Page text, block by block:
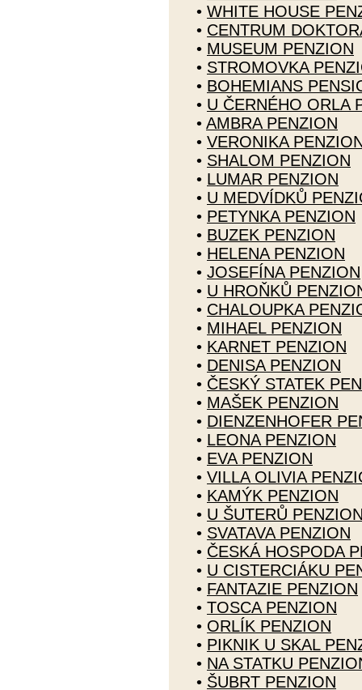
• WHITE HOUSE
• CENTRUM
• MUSEUM PENZION
• STROMOVKA
• BOHEMIANS
• U ČERNÉHO ORLA
• AMBRA PENZION
• VERONIKA
• SHALOM PENZION
• LUMAR PENZION
• U MEDVÍDKŮ
• PETYNKA PENZION
• BUZEK PENZION
• HELENA PENZION
• JOSEFÍNA PENZION
• U HROŇKŮ
• CHALOUPKA
• MIHAEL PENZION
• KARNET PENZION
• DENISA PENZION
• ČESKÝ STATEK
• MAŠEK PENZION
• DIENZENHOFER
• LEONA PENZION
• EVA PENZION
• VILLA OLIVIA
• KAMÝK PENZION
• U ŠUTERŮ
• SVATAVA PENZION
• ČESKÁ HOSPODA
• U CISTERCIÁKU
• FANTAZIE PENZION
• TOSCA PENZION
• ORLÍK PENZION
• PIKNIK U SKAL
• NA STATKU
• ŠUBRT PENZION